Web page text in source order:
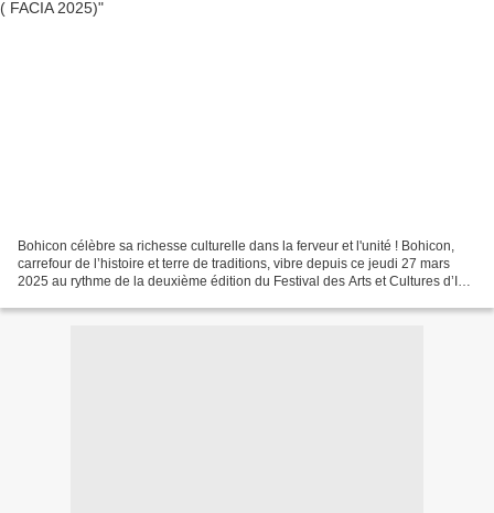
Bohicon célèbre sa richesse culturelle dans la ferveur et l'unité ! Bohicon,
carrefour de l’histoire et terre de traditions, vibre depuis ce jeudi 27 mars
2025 au rythme de la deuxième édition du Festival des Arts et Cultures d’Ici